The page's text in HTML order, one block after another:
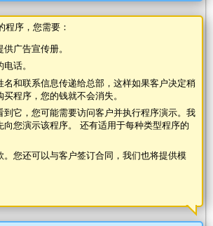
程序，您需要：
广告宣传册。
话。
名和联系信息传递给总部，这样如果客户决定稍
买程序，您的钱就不会消失。
到它，您可能需要访问客户并执行程序演示。我
向您演示该程序。 还有适用于每种类型程序的
。您还可以与客户签订合同，我们也将提供模